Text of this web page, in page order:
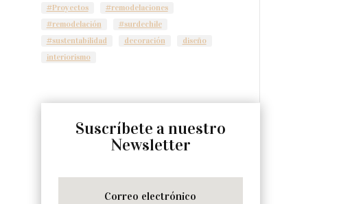
#Proyectos
#remodelaciones
#remodelación
#surdechile
#sustentabilidad
decoración
diseño
interiorismo
Suscríbete a nuestro
Newsletter